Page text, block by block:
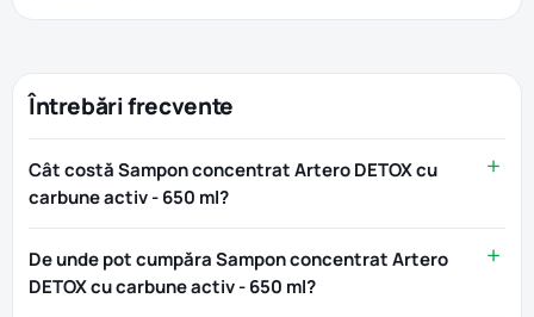
Întrebări frecvente
Cât costă Sampon concentrat Artero DETOX cu
carbune activ - 650 ml?
De unde pot cumpăra Sampon concentrat Artero
DETOX cu carbune activ - 650 ml?